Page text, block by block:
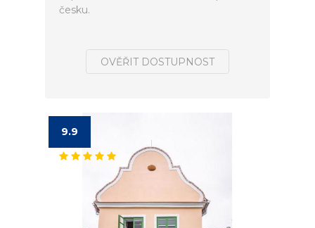
česku.
OVĚŘIT DOSTUPNOST
9.9